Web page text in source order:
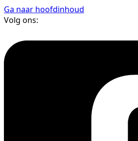
Ga naar hoofdinhoud
Volg ons: